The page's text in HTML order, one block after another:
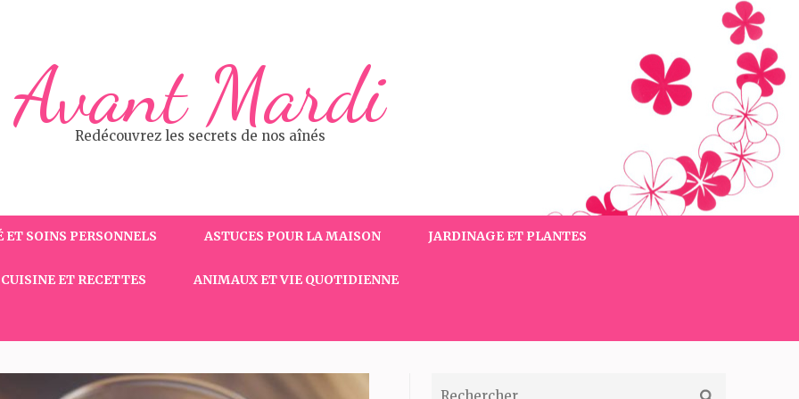
Avant Mardi
Redécouvrez les secrets de nos aînés
ET SOINS PERSONNELS ASTUCES POUR LA MAISON JARDINAGE ET PLANTES
CUISINE ET RECETTES ANIMAUX ET VIE QUOTIDIENNE
RECHERCHER